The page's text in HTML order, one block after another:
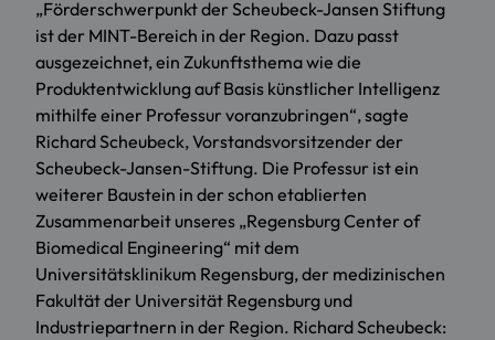
„Förderschwerpunkt der Scheubeck-Jansen Stiftung
ist der MINT-Bereich in der Region. Dazu passt
ausgezeichnet, ein Zukunftsthema wie die
Produktentwicklung auf Basis künstlicher Intelligenz
mithilfe einer Professur voranzubringen“, sagte
Richard Scheubeck, Vorstandsvorsitzender der
Scheubeck-Jansen-Stiftung. Die Professur ist ein
weiterer Baustein in der schon etablierten
Zusammenarbeit unseres „Regensburg Center of
Biomedical Engineering“ mit dem
Universitätsklinikum Regensburg, der medizinischen
Fakultät der Universität Regensburg und
Industriepartnern in der Region. Richard Scheubeck: